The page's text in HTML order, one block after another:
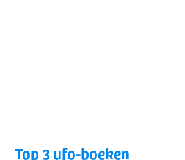
Top 3 ufo-boeken